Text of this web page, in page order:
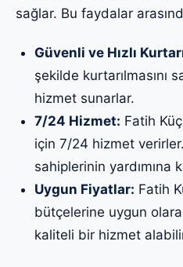
sağlar. Bu faydalar
Güvenli ve Hızlı
şekilde kurtarılmasını
hizmet sunarlar.
7/24 Hizmet: Fatih
için 7/24 hizmet
sahiplerinin yardımına
Uygun Fiyatlar: Fatih
bütçelerine uygun
kaliteli bir hizmet